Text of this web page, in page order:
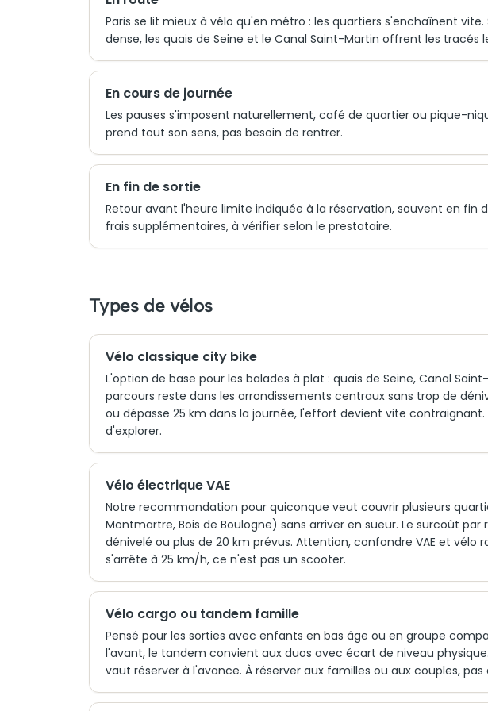
Paris se lit mieux à vélo qu'en métro : les quartiers s'enchaînent
dense, les quais de Seine et le Canal Saint-Martin offrent les tracés
En cours de journée
Les pauses s'imposent naturellement, café de quartier ou pique-
prend tout son sens, pas besoin de rentrer.
En fin de sortie
Retour avant l'heure limite indiquée à la réservation, souvent en fin
frais supplémentaires, à vérifier selon le prestataire.
Types de vélos
Vélo classique city bike
L'option de base pour les balades à plat : quais de Seine, Canal
parcours reste dans les arrondissements centraux sans trop de
ou dépasse 25 km dans la journée, l'effort devient vite
d'explorer.
Vélo électrique VAE
Notre recommandation pour quiconque veut couvrir plusieurs
Montmartre, Bois de Boulogne) sans arriver en sueur. Le surcoût
dénivelé ou plus de 20 km prévus. Attention, confondre VAE et vélo
s'arrête à 25 km/h, ce n'est pas un scooter.
Vélo cargo ou tandem famille
Pensé pour les sorties avec enfants en bas âge ou en groupe
l'avant, le tandem convient aux duos avec écart de niveau
vaut réserver à l'avance. À réserver aux familles ou aux couples, pas